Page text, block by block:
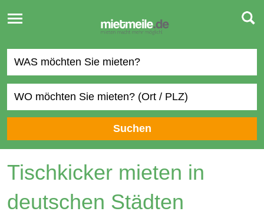
Toggle
navigation
Suchen
Tischkicker mieten in
deutschen Städten